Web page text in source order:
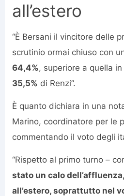
all’estero
“È Bersani il vincitore delle
scrutinio ormai chiuso con
64,4%, superiore a quella
35,5% di Renzi”.
È quanto dichiara in una
Marino, coordinatore per le
commentando il voto degli
“Rispetto al primo turno –
stato un calo
all’estero, soprattutto nel